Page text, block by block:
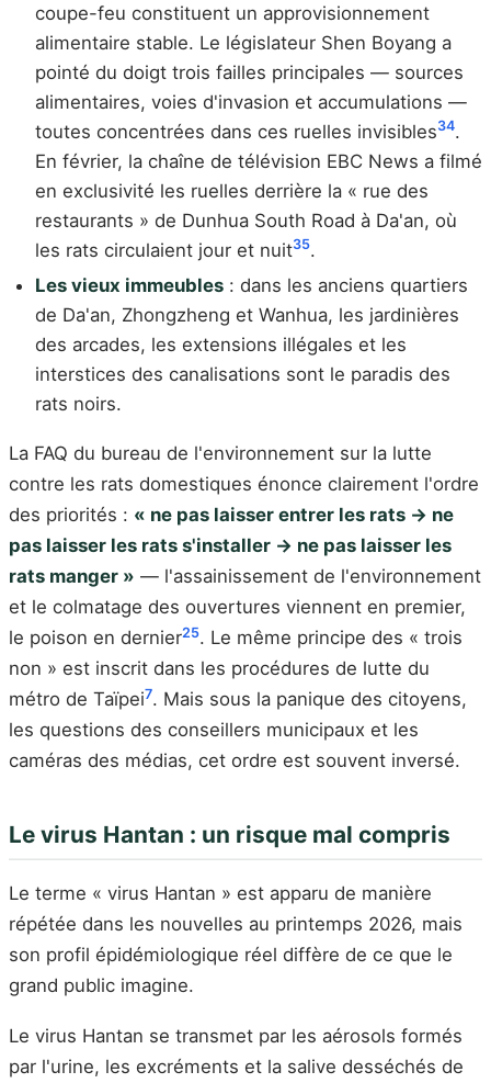
coupe-feu constituent un approvisionnement
alimentaire stable. Le législateur Shen Boyang a
pointé du doigt trois failles principales — sources
alimentaires, voies d'invasion et accumulations —
toutes concentrées dans ces ruelles invisibles34.
En février, la chaîne de télévision EBC News a filmé
en exclusivité les ruelles derrière la « rue des
restaurants » de Dunhua South Road à Da'an, où
les rats circulaient jour et nuit35.
Les vieux immeubles : dans les anciens quartiers
de Da'an, Zhongzheng et Wanhua, les jardinières
des arcades, les extensions illégales et les
interstices des canalisations sont le paradis des
rats noirs.
La FAQ du bureau de l'environnement sur la lutte
contre les rats domestiques énonce clairement l'ordre
des priorités : « ne pas laisser entrer les rats → ne
pas laisser les rats s'installer → ne pas laisser les
rats manger » — l'assainissement de l'environnement
et le colmatage des ouvertures viennent en premier,
le poison en dernier25. Le même principe des « trois
non » est inscrit dans les procédures de lutte du
métro de Taïpei7. Mais sous la panique des citoyens,
les questions des conseillers municipaux et les
caméras des médias, cet ordre est souvent inversé.
Le virus Hantan : un risque mal compris
Le terme « virus Hantan » est apparu de manière
répétée dans les nouvelles au printemps 2026, mais
son profil épidémiologique réel diffère de ce que le
grand public imagine.
Le virus Hantan se transmet par les aérosols formés
par l'urine, les excréments et la salive desséchés de